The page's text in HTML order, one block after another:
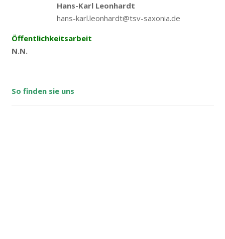
Hans-Karl Leonhardt
hans-karl.leonhardt@tsv-saxonia.de
Öffentlichkeitsarbeit
N.N.
So finden sie uns